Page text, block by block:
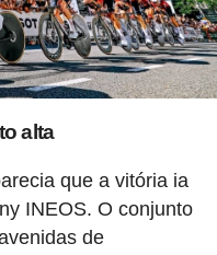
alta
que a vitória ia
INEOS. O conjunto
de